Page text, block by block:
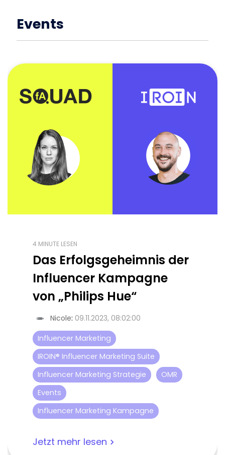
Events
4 MINUTE LESEN
Das Erfolgsgeheimnis der
Influencer Kampagne
von „Philips Hue“
Nicole: 09.11.2023, 08:02:00
Influencer Marketing
IROIN® Influencer Marketing Suite
Influencer Marketing Strategie
OMR
Events
Influencer Marketing Kampagne
Jetzt mehr lesen